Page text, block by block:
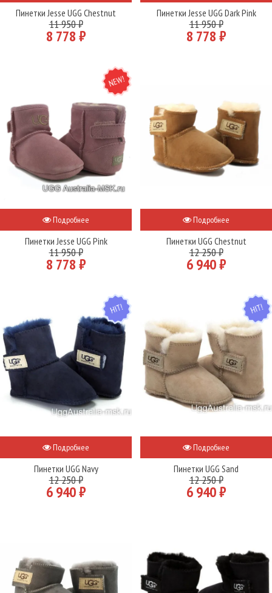
Пинетки Jesse UGG Chestnut
11 950 ₽
8 778 ₽
Пинетки Jesse UGG Dark Pink
11 950 ₽
8 778 ₽
NEW
Подробнее
Пинетки Jesse UGG Pink
11 950 ₽
8 778 ₽
Подробнее
Пинетки UGG Chestnut
12 250 ₽
6 940 ₽
HIT
Подробнее
Пинетки UGG Navy
12 250 ₽
6 940 ₽
HIT
Подробнее
Пинетки UGG Sand
12 250 ₽
6 940 ₽